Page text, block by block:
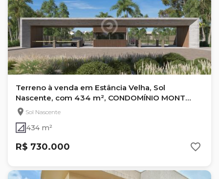
Terreno à venda em Estância Velha, Sol
Nascente, com 434 m², CONDOMÍNIO MONT
´SERRAT
Sol Nascente
434 m²
R$ 730.000